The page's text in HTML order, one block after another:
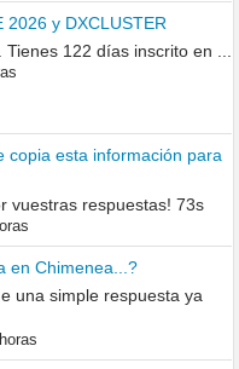
2026 y DXCLUSTER
122 días inscrito en ...
copia esta información para
vuestras respuestas! 73s
en Chimenea...?
una simple respuesta ya